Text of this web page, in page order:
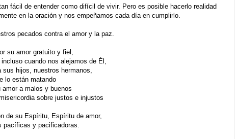
fácil de entender como difícil de vivir. Pero es posible hacerlo realidad
en la oración y nos empeñamos cada día en cumplirlo.
pecados contra el amor y la paz.
su amor gratuito y fiel,
cuando nos alejamos de Él,
hijos, nuestros hermanos,
lo están matando
a malos y buenos
sobre justos e injustos
de su Espíritu, Espíritu de amor,
pacíficas y pacificadoras.